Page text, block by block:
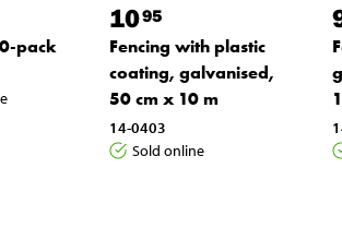
pack
1095
Fencing with plastic
coating, galvanised,
50 cm x 10 m
14-0403
Sold online